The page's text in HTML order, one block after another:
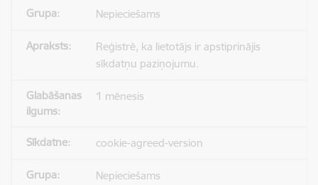
Nepieciešams
Reģistrē, ka lietotājs ir apstiprinājis
sīkdatņu paziņojumu.
1 mēnesis
cookie-agreed-version
Nepieciešams